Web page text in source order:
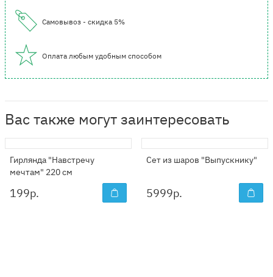
Самовывоз - скидка 5%
Оплата любым удобным способом
Вас также могут заинтересовать
Гирлянда "Навстречу
мечтам" 220 см
199р.
Сет из шаров "Выпускнику"
5999р.